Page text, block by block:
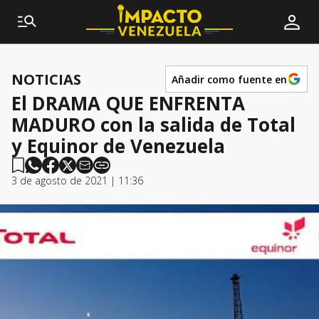
NOTICIAS Añadir como fuente en
El DRAMA QUE ENFRENTA
MADURO con la salida de Total
y Equinor de Venezuela
3 de agosto de 2021 | 11:36